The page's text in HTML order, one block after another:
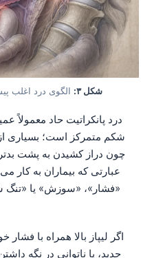
شکل ۳:
الگوی درد اغلب
درد پانکراتیت حاد معمولاً
شکم متمرکز است؛ بسیاری
چون دراز کشیدن به پشت
عبارتی که بیماران به کار
«فشار»، «سوزش» یا «تنگ
اگر لیپاز بالا همراه با